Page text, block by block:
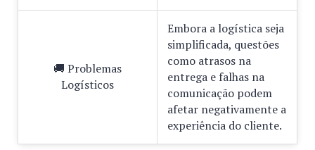
🚚 Problemas
Logísticos
Embora a logística seja
simplificada, questões
como atrasos na
entrega e falhas na
comunicação podem
afetar negativamente a
experiência do cliente.